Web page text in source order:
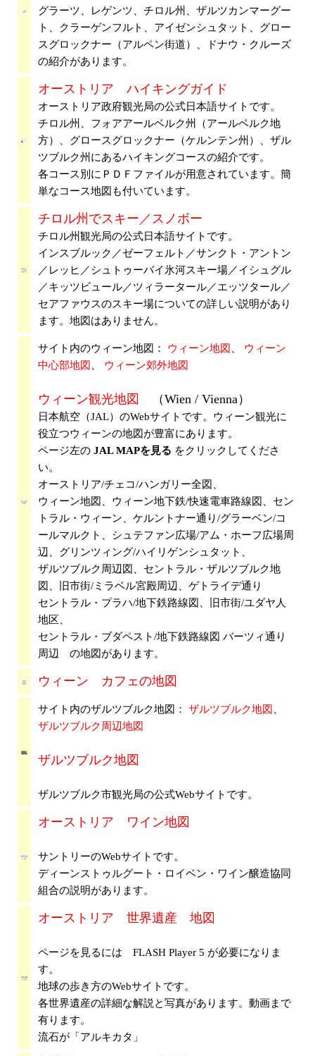
グラーツ、レゲンツ、チロル州、ザルツカンマーグー
ト、クラーゲンフルト、アイゼンシュタット、グロー
スグロックナー（アルペン街道）、ドナウ・クルーズ
の紹介があります。
オーストリア ハイキングガイド
オーストリア政府観光局の公式日本語サイトです。
チロル州、フォアアールベルク州（アールベルク地
方）、グロースグロックナー（ケルンテン州）、ザル
ツブルク州にあるハイキングコースの紹介です。
各コース別にＰＤＦファイルが用意されています。簡
単なコース地図も付いています。
チロル州でスキー／スノボー
チロル州観光局の公式日本語サイトです。
インスブルック／ゼーフェルト／サンクト・アントン
／レッヒ／シュトゥーバイ氷河スキー場／イシュグル
／キッツビュール／ツィラータール／エッツタール／
セアファウスのスキー場についての詳しい説明があり
ます。地図はありません。
サイト内のウィーン地図： ウィーン地図
ウィーン
中心部地図
ウィーン郊外地図
ウィーン観光地図 （Wien / Vienna）
日本航空（JAL）のWebサイトです。ウィーン観光に
役立つウィーンの地図が豊富にあります。
ページ左の JAL MAPを見る をクリックしてくださ
い。
オーストリア/チェコ/ハンガリー全図、
ウィーン地図、ウィーン地下鉄/快速電車路線図、セン
トラル・ウィーン、ケルントナー通り/グラーベン/コ
ールマルクト、シュテファン広場/アム・ホーフ広場周
辺、グリンツィング/ハイリゲンシュタット、
ザルツブルク周辺図、セントラル・ザルツブルク地
図、旧市街/ミラベル宮殿周辺、ゲトライデ通り
セントラル・プラハ/地下鉄路線図、旧市街/ユダヤ人
地区、
セントラル・ブダペスト/地下鉄路線図 バーツィ通り
周辺 の地図があります。
ウィーン カフェの地図
サイト内のザルツブルク地図： ザルツブルク地図
ザルツブルク周辺地図
ザルツブルク地図
ザルツブルク市観光局の公式Webサイトです。
オーストリア ワイン地図
サントリーのWebサイトです。
ディーンストゥルグート・ロイベン・ワイン醸造協同
組合の説明があります。
オーストリア 世界遺産 地図
ページを見るには FLASH Player 5 が必要になりま
す。
地球の歩き方のWebサイトです。
各世界遺産の詳細な解説と写真があります。動画まで
有ります。
流石が「アルキカタ」